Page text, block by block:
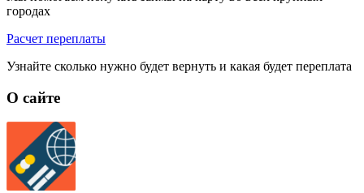
городах
Расчет переплаты
Узнайте сколько нужно будет вернуть и какая будет переплата
О сайте